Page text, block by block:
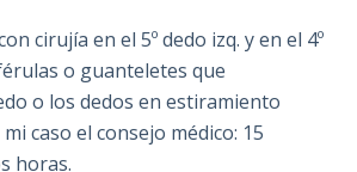
cirujía en el 5º dedo izq. y en el 4º
o guanteletes que
o los dedos en estiramiento
caso el consejo médico: 15
horas.